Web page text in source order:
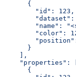
      {
        "id": 123,
"dataset":
"name":
"color":
      }
    ],
    "properties": [
      {